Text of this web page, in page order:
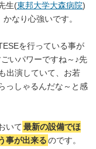
生(東邦大学大森病院)
なり心強いです。
を行っている事が
いパワーですね～♪先
出演していて、お若
っしゃるんだな～と感
いて最新の設備でほ
事が出来るのです。